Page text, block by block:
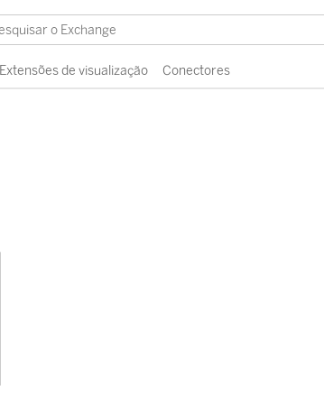
Extensões de visualização Conectores